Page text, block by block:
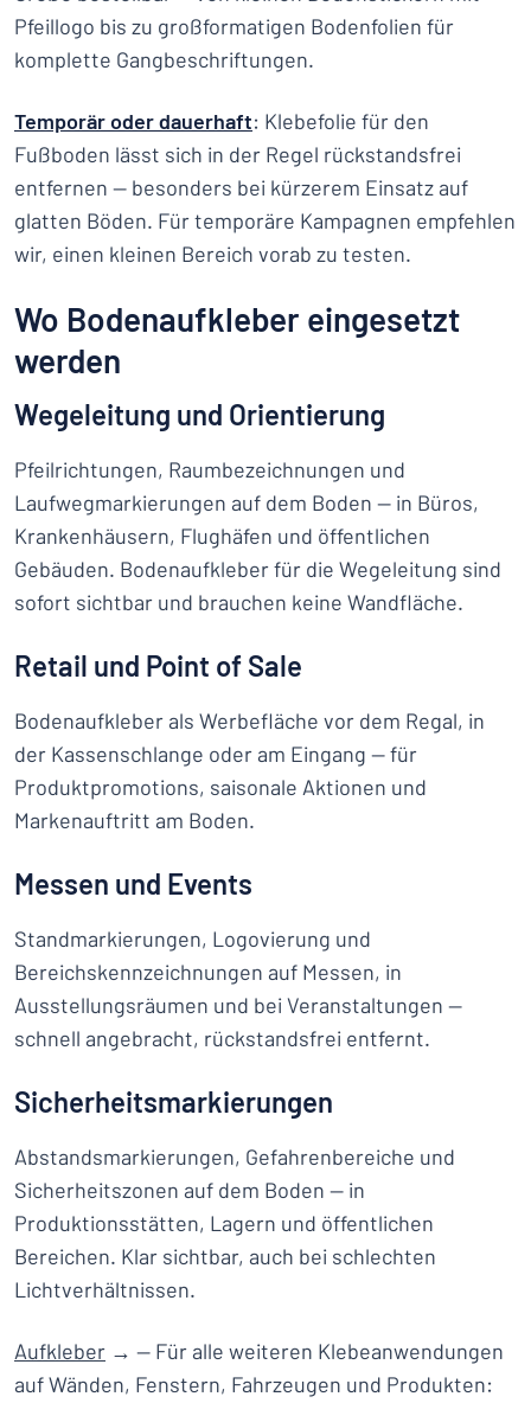
Pfeillogo bis zu großformatigen Bodenfolien für
komplette Gangbeschriftungen.
Temporär oder dauerhaft: Klebefolie für den
Fußboden lässt sich in der Regel rückstandsfrei
entfernen — besonders bei kürzerem Einsatz auf
glatten Böden. Für temporäre Kampagnen empfehlen
wir, einen kleinen Bereich vorab zu testen.
Wo Bodenaufkleber eingesetzt
werden
Wegeleitung und Orientierung
Pfeilrichtungen, Raumbezeichnungen und
Laufwegmarkierungen auf dem Boden — in Büros,
Krankenhäusern, Flughäfen und öffentlichen
Gebäuden. Bodenaufkleber für die Wegeleitung sind
sofort sichtbar und brauchen keine Wandfläche.
Retail und Point of Sale
Bodenaufkleber als Werbefläche vor dem Regal, in
der Kassenschlange oder am Eingang — für
Produktpromotions, saisonale Aktionen und
Markenauftritt am Boden.
Messen und Events
Standmarkierungen, Logovierung und
Bereichskennzeichnungen auf Messen, in
Ausstellungsräumen und bei Veranstaltungen —
schnell angebracht, rückstandsfrei entfernt.
Sicherheitsmarkierungen
Abstandsmarkierungen, Gefahrenbereiche und
Sicherheitszonen auf dem Boden — in
Produktionsstätten, Lagern und öffentlichen
Bereichen. Klar sichtbar, auch bei schlechten
Lichtverhältnissen.
Aufkleber → — Für alle weiteren Klebeanwendungen
auf Wänden, Fenstern, Fahrzeugen und Produkten: